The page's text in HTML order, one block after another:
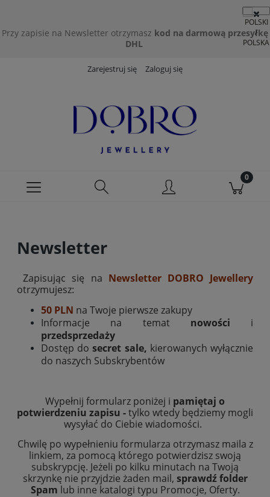
Przy zapisie na Newsletter otrzymasz kod na darmową przesyłkę
DHL
Zarejestruj się Zaloguj się
Newsletter
Zapisując się na Newsletter DOBRO Jewellery
otrzymujesz:
50 PLN na Twoje pierwsze zakupy
Informacje na temat nowości i
przedsprzedaży
Dostęp dosecret sale, kierowanych wyłącznie
do naszych Subskrybentów
Wypełnij formularz poniżej i pamiętaj o
potwierdzeniu zapisu -tylko wtedy będziemy mogli
wysyłać do Ciebie wiadomości.
Chwilę po wypełnieniu formularza otrzymasz maila z
linkiem, za pomocą którego potwierdzisz swoją
subskrypcję. Jeżeli po kilku minutach na Twoją
skrzynkę nie przyjdzie żaden mail, sprawdź folder
Spam lub inne katalogi typu Promocje, Oferty.